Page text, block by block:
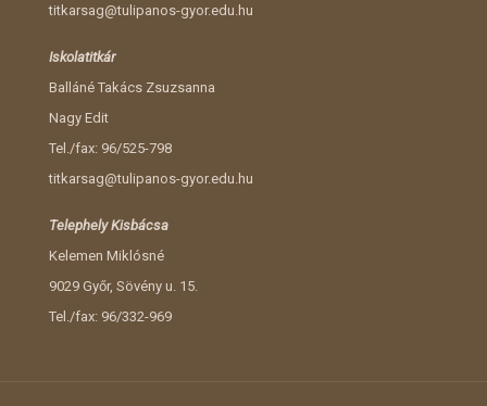
titkarsag@tulipanos-gyor.edu.hu
Iskolatitkár
Balláné Takács Zsuzsanna
Nagy Edit
Tel./fax: 96/525-798
titkarsag@tulipanos-gyor.edu.hu
Telephely Kisbácsa
Kelemen Miklósné
9029 Győr, Sövény u. 15.
Tel./fax: 96/332-969